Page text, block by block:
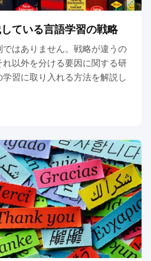
ている言語学習の戦略
はありません。戦略が違うの
以外を分ける要因に関する研
習に取り入れる方法を解説し